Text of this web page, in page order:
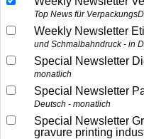
Top News für
Weekly Newsletter
und Schmalbahndruck - in
Special Newsletter
monatlich
Special Newsletter
Deutsch - monatlich
Special Newsletter
gravure printing